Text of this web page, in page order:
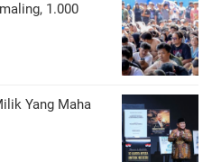
1.000
Yang Maha